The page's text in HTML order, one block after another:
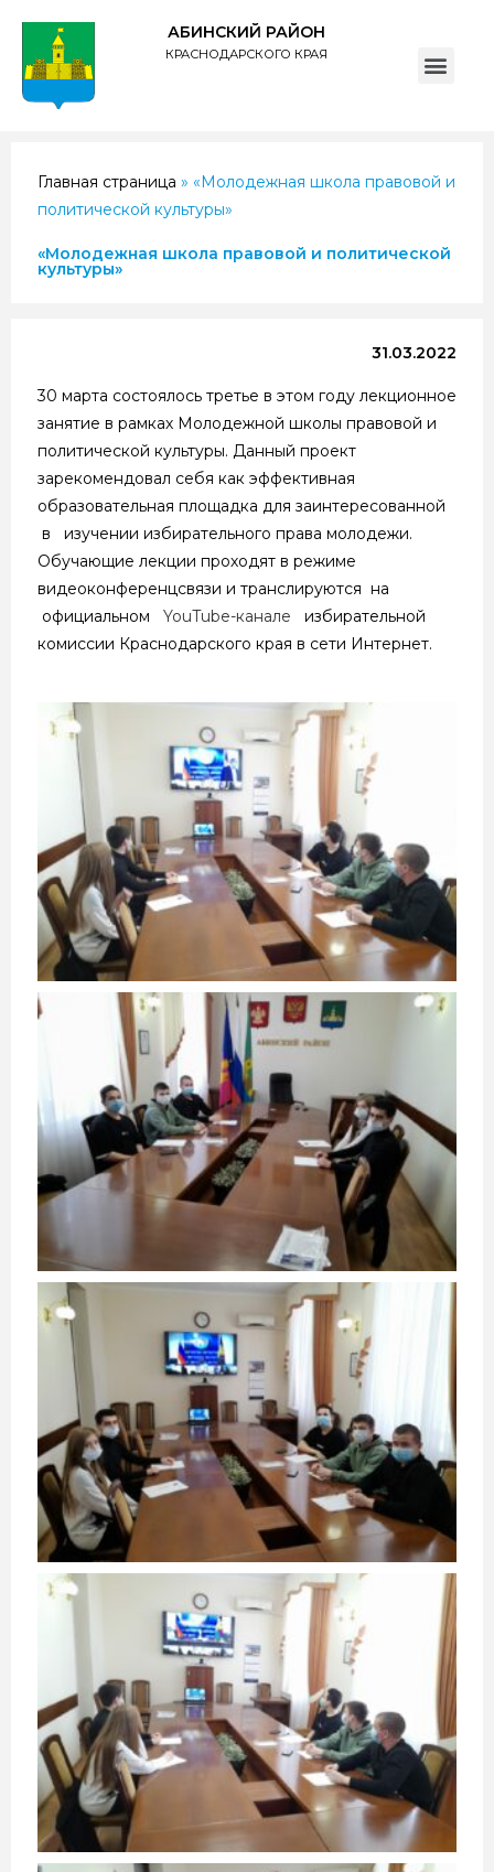
АБИНСКИЙ РАЙОН
КРАСНОДАРСКОГО КРАЯ
Главная страница » «Молодежная школа правовой и
политической культуры»
«Молодежная школа правовой и политической
культуры»
31.03.2022
30 марта состоялось третье в этом году лекционное
занятие в рамках Молодежной школы правовой и
политической культуры. Данный проект
зарекомендовал себя как эффективная
образовательная площадка для заинтересованной
в изучении избирательного права молодежи.
Обучающие лекции проходят в режиме
видеоконференцсвязи и транслируются на
официальном YouTube-канале избирательной
комиссии Краснодарского края в сети Интернет.